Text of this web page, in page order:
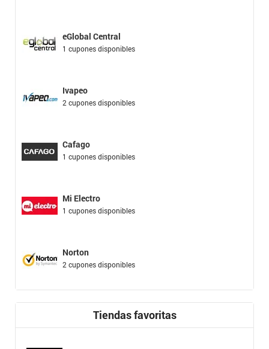
eGlobal Central
1 cupones disponibles
Ivapeo
2 cupones disponibles
Cafago
1 cupones disponibles
Mi Electro
1 cupones disponibles
Norton
2 cupones disponibles
Tiendas favoritas